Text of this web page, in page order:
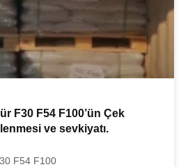
F30 F54 F100’ün Çek
ve sevkiyatı.
F54 F100